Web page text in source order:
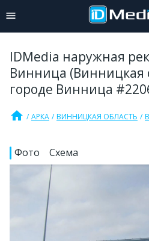
IDMedia наружная
Винница (Винницкая
городе Винница
home АРКА ВИННИЦКАЯ ОБЛАСТЬ
Фото Схема